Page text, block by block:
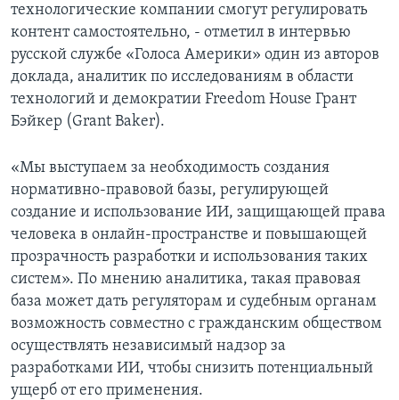
технологические компании смогут регулировать
контент самостоятельно, - отметил в интервью
русской службе «Голоса Америки» один из авторов
доклада, аналитик по исследованиям в области
технологий и демократии Freedom House Грант
Бэйкер (Grant Baker).
«Мы выступаем за необходимость создания
нормативно-правовой базы, регулирующей
создание и использование ИИ, защищающей права
человека в онлайн-пространстве и повышающей
прозрачность разработки и использования таких
систем». По мнению аналитика, такая правовая
база может дать регуляторам и судебным органам
возможность совместно с гражданским обществом
осуществлять независимый надзор за
разработками ИИ, чтобы снизить потенциальный
ущерб от его применения.